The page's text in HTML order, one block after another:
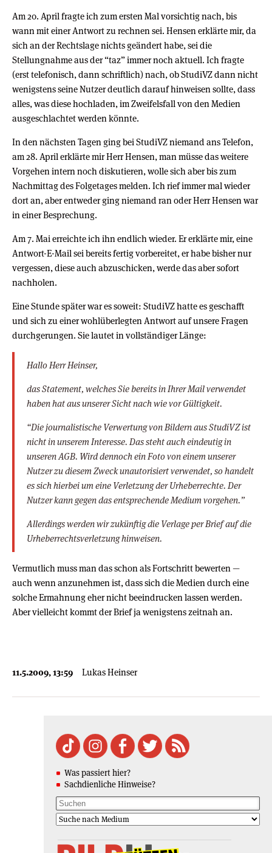
Am 20. April fragte ich zum ersten Mal vorsichtig nach, bis
wann mit einer Antwort zu rechnen sei. Hensen erklärte mir, da
sich an der Rechtslage nichts geändert habe, sei die
Stellungnahme aus der “taz” immer noch aktuell. Ich fragte
(erst telefonisch, dann schriftlich) nach, ob StudiVZ dann nicht
wenigstens seine Nutzer deutlich darauf hinweisen sollte, dass
alles, was diese hochladen, im Zweifelsfall von den Medien
ausgeschlachtet werden könnte.
In den nächsten Tagen ging bei StudiVZ niemand ans Telefon,
am 28. April erklärte mir Herr Hensen, man müsse das weitere
Vorgehen intern noch diskutieren, wolle sich aber bis zum
Nachmittag des Folgetages melden. Ich rief immer mal wieder
dort an, aber entweder ging niemand ran oder Herr Hensen war
in einer Besprechung.
Am 7. Mai erreichte ich ihn endlich wieder. Er erklärte mir, eine
Antwort-E-Mail sei bereits fertig vorbereitet, er habe bisher nur
vergessen, diese auch abzuschicken, werde das aber sofort
nachholen.
Eine Stunde später war es soweit: StudiVZ hatte es geschafft
und sich zu einer wohlüberlegten Antwort auf unsere Fragen
durchgerungen. Sie lautet in vollständiger Länge:
Hallo Herr Heinser,
das Statement, welches Sie bereits in Ihrer Mail verwendet
haben hat aus unserer Sicht nach wie vor Gültigkeit.
“Die journalistische Verwertung von Bildern aus StudiVZ ist
nicht in unserem Interesse. Das steht auch eindeutig in
unseren AGB. Wird dennoch ein Foto von einem unserer
Nutzer zu diesem Zweck unautorisiert verwendet, so handelt
es sich hierbei um eine Verletzung der Urheberrechte. Der
Nutzer kann gegen das entsprechende Medium vorgehen.”
Allerdings werden wir zukünftig die Verlage per Brief auf die
Urheberrechtsverletzung hinweisen.
Vermutlich muss man das schon als Fortschritt bewerten —
auch wenn anzunehmen ist, dass sich die Medien durch eine
solche Ermahnung eher nicht beeindrucken lassen werden.
Aber vielleicht kommt der Brief ja wenigstens zeitnah an.
11.5.2009, 13:59 Lukas Heinser
Was passiert hier?
Sachdienliche Hinweise?